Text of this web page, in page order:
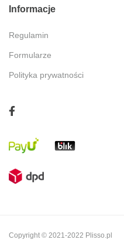
Informacje
Regulamin
Formularze
Polityka prywatności
Copyright © 2021-2022 Plisso.pl